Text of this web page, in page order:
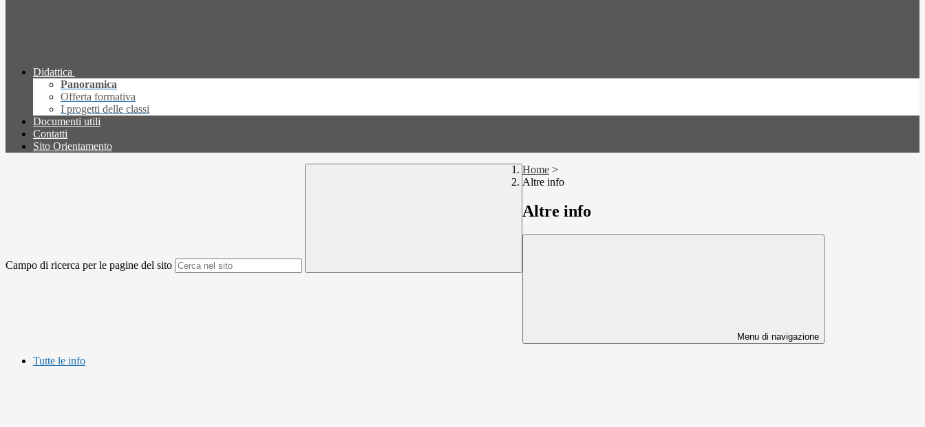
Didattica
Panoramica
Offerta formativa
I progetti delle classi
Documenti utili
Contatti
Sito Orientamento
Campo di ricerca per le pagine del sito
Home >
Altre info
Altre info
Menu di navigazione
Tutte le info